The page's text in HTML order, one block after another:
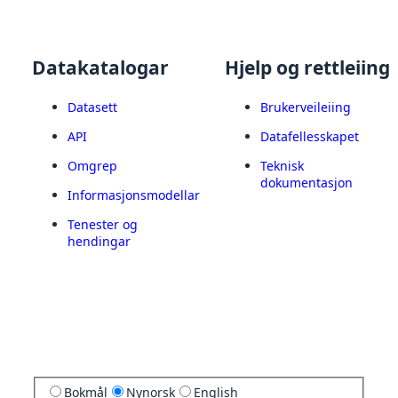
Datakatalogar
Datasett
API
Omgrep
Informasjonsmodellar
Tenester og
hendingar
Hjelp og rettleiing
Brukerveileiing
Datafellesskapet
Teknisk
dokumentasjon
Bokmål Nynorsk English